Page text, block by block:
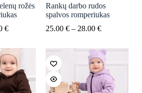
rožės
€Price
through
28.00 €
Rankų darbo rudos
spalvos romperiukas
25.00 € – 28.00 €Price
through
28.00 €